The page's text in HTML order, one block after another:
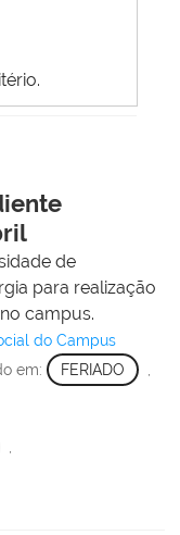
de
para realização
campus.
do Campus
em: FERIADO
,